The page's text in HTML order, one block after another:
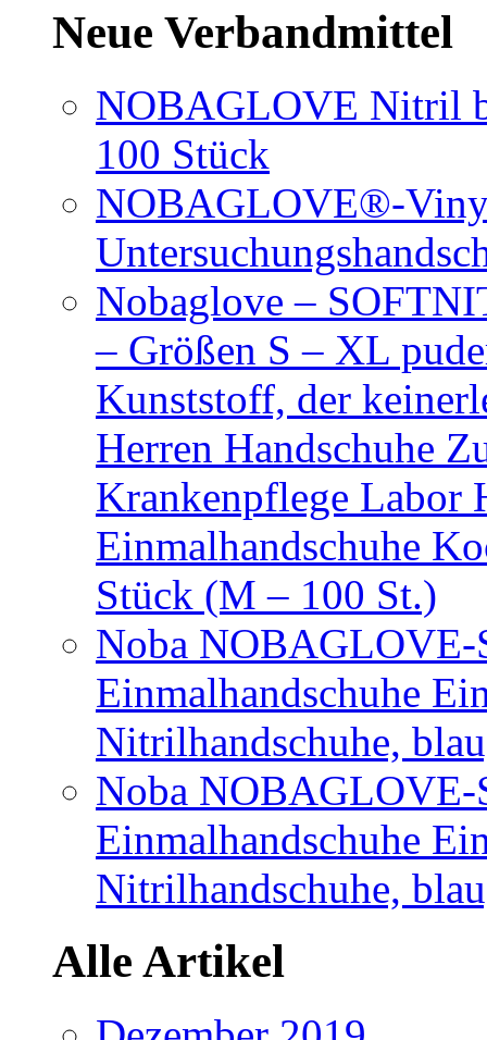
Neue Verbandmittel
NOBAGLOVE Nitril
100 Stück
NOBAGLOVE®-
Nobaglove –
– Größen S – XL
Kunststoff, der
Herren Handschuhe
Krankenpflege Labor
Einmalhandschuhe
Stück (M – 100 St.)
Noba
Einmalhandschuhe
Nitrilhandschuhe,
Noba
Einmalhandschuhe
Nitrilhandschuhe,
Alle Artikel